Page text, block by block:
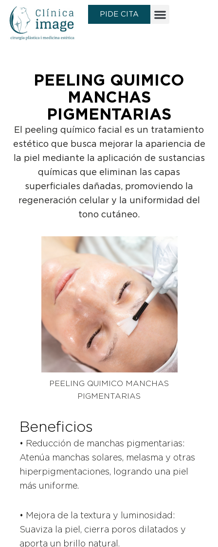
contenido
PIDE CITA
PEELING QUIMICO
MANCHAS
PIGMENTARIAS
El peeling químico facial es un tratamiento
estético que busca mejorar la apariencia de
la piel mediante la aplicación de sustancias
químicas que eliminan las capas
superficiales dañadas, promoviendo la
regeneración celular y la uniformidad del
tono cutáneo.
PEELING QUIMICO MANCHAS
PIGMENTARIAS
Beneficios
• Reducción de manchas pigmentarias:
Atenúa manchas solares, melasma y otras
hiperpigmentaciones, logrando una piel
más uniforme.
• Mejora de la textura y luminosidad:
Suaviza la piel, cierra poros dilatados y
aporta un brillo natural.